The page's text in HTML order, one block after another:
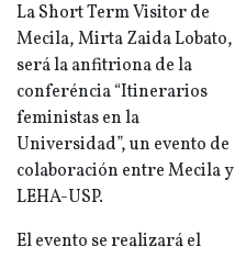
La Short Term Visitor de
Mecila, Mirta Zaida Lobato,
será la anfitriona de la
conferéncia “Itinerarios
feministas en la
Universidad”, un evento de
colaboración entre Mecila y
LEHA-USP.
El evento se realizará el